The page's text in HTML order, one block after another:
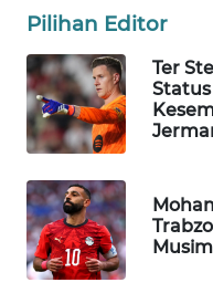
Pilihan Editor
Ter
WISATA
LAPAK
WAHANA
Wahana
KONSUMEN
LISTRIK